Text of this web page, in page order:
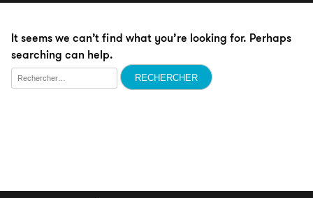
It seems we can’t find what you’re looking for. Perhaps
searching can help.
Rechercher :